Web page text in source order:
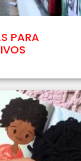
PARA